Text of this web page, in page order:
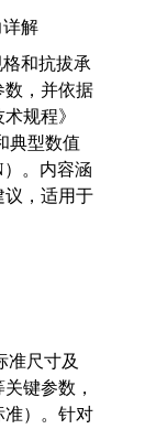
解
和抗拔承
数，并依据
规程》
典型数值
）。内容涵
议，适用于
准尺寸及
键参数，
准）。针对